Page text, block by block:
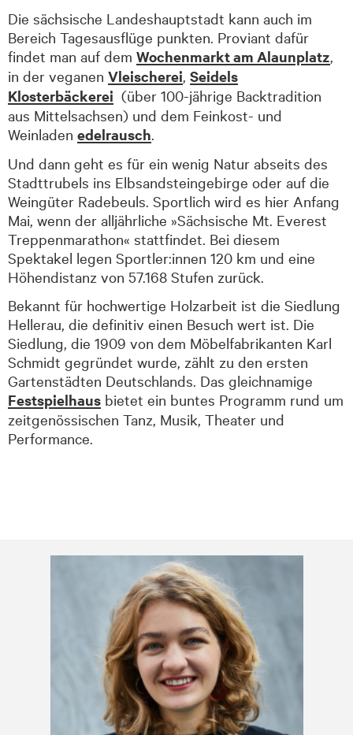
Die sächsische Landeshauptstadt kann auch im
Bereich Tagesausflüge punkten. Proviant dafür
findet man auf dem Wochenmarkt am Alaunplatz
in der veganen Vleischerei Seidels
Klosterbäckerei (über 100-jährige Backtradition
aus Mittel­sachsen) und dem Feinkost- und
Weinladen edelrausch
Und dann geht es für ein wenig Natur abseits des
Stadttrubels ins Elb­sand­steingebirge oder auf die
Weingüter Radebeuls. Sportlich wird es hier Anfang
Mai, wenn der alljährliche »Sächsische Mt. Everest
Treppen­marathon« stattfindet. Bei diesem
Spektakel legen Sportler:innen 120 km und eine
Höhendistanz von 57.168 Stufen zurück.
Bekannt für hochwertige Holzarbeit ist die Siedlung
Hellerau, die definitiv einen Besuch wert ist. Die
Siedlung, die 1909 von dem Möbelfabrikanten Karl
Schmidt gegründet wurde, zählt zu den ersten
Gartenstädten Deutschlands. Das gleichnamige
Festspielhaus bietet ein buntes Programm rund um
zeit­genössischen Tanz, Musik, Theater und
Performance.